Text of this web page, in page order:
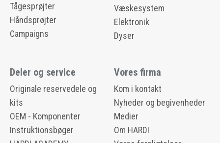
Tågesprøjter
Håndsprøjter
Campaigns
Væskesystem
Elektronik
Dyser
Deler og service
Originale reservedele og
kits
OEM - Komponenter
Instruktionsbøger
Vores firma
Kom i kontakt
Nyheder og begivenheder
Medier
Om HARDI